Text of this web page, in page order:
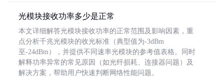
光模块接收功率多少是正常
本文详细解答光模块接收功率的正常范围及影响因素，重
点分析千兆光模块的收光标准（典型值为-3dBm
至-24dBm），并提供不同速率光模块的参考值表格。同时
解释功率异常的常见原因（如光纤损耗、连接器问题）及
解决方案，帮助用户快速判断网络性能问题。